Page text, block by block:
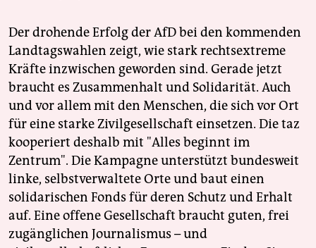
Der drohende Erfolg der AfD bei den kommenden
Landtagswahlen zeigt, wie stark rechtsextreme
Kräfte inzwischen geworden sind. Gerade jetzt
braucht es Zusammenhalt und Solidarität. Auch
und vor allem mit den Menschen, die sich vor Ort
für eine starke Zivilgesellschaft einsetzen. Die taz
kooperiert deshalb mit "Alles beginnt im
Zentrum". Die Kampagne unterstützt bundesweit
linke, selbstverwaltete Orte und baut einen
solidarischen Fonds für deren Schutz und Erhalt
auf. Eine offene Gesellschaft braucht guten, frei
zugänglichen Journalismus – und